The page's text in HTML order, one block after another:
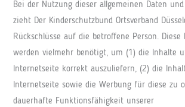
Bei der Nutzung dieser allgemeinen Daten
zieht Der Kinderschutzbund Ortsverband
Rückschlüsse auf die betroffene Person.
werden vielmehr benötigt, um (1) die Inhalte
Internetseite korrekt auszuliefern, (2) die
Internetseite sowie die Werbung für diese zu
dauerhafte Funktionsfähigkeit unserer